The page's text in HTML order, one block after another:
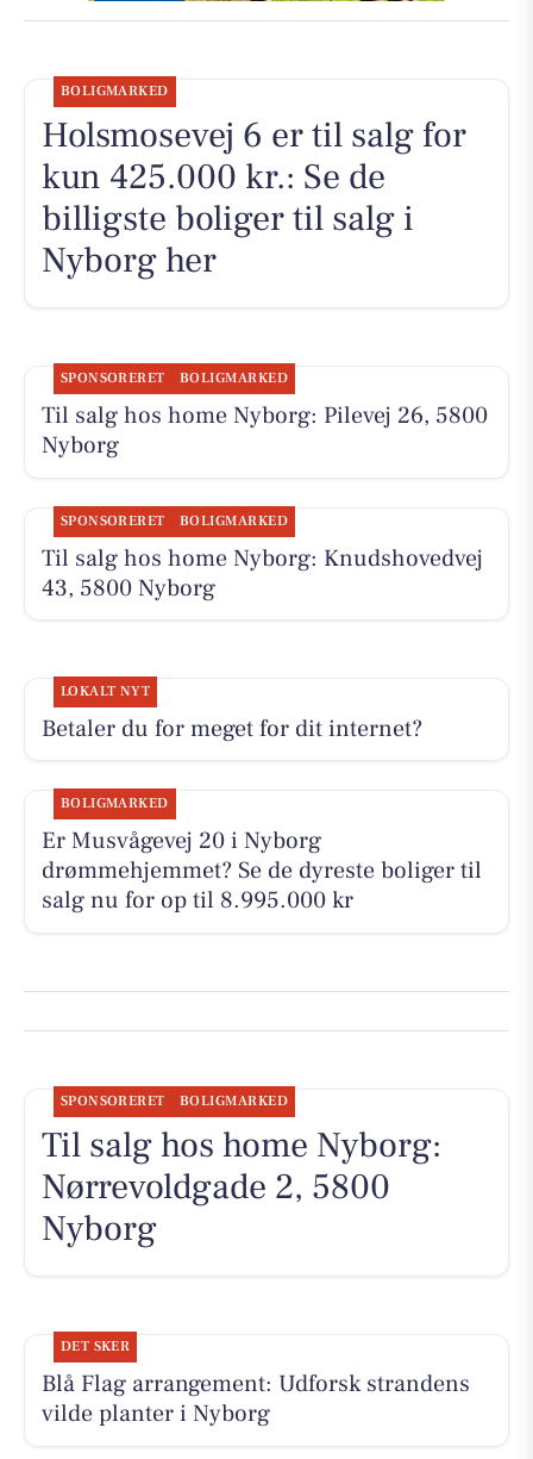
BOLIGMARKED
Holsmosevej 6 er til salg for
kun 425.000 kr.: Se de
billigste boliger til salg i
Nyborg her
SPONSORERET BOLIGMARKED
Til salg hos home Nyborg: Pilevej 26, 5800
Nyborg
SPONSORERET BOLIGMARKED
Til salg hos home Nyborg: Knudshovedvej
43, 5800 Nyborg
LOKALT NYT
Betaler du for meget for dit internet?
BOLIGMARKED
Er Musvågevej 20 i Nyborg
drømmehjemmet? Se de dyreste boliger til
salg nu for op til 8.995.000 kr
SPONSORERET BOLIGMARKED
Til salg hos home Nyborg:
Nørrevoldgade 2, 5800
Nyborg
DET SKER
Blå Flag arrangement: Udforsk strandens
vilde planter i Nyborg